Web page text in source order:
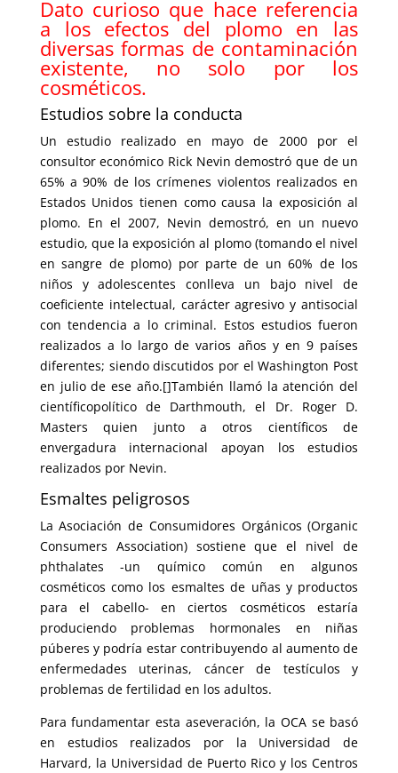
Dato curioso que hace referencia
a los efectos del plomo en las
diversas formas de contaminación
existente, no solo por los
cosméticos.
Estudios sobre la conducta
Un estudio realizado en mayo de 2000 por el
consultor económico Rick Nevin demostró que de un
65% a 90% de los crímenes violentos realizados en
Estados Unidos tienen como causa la exposición al
plomo. En el 2007, Nevin demostró, en un nuevo
estudio, que la exposición al plomo (tomando el nivel
en sangre de plomo) por parte de un 60% de los
niños y adolescentes conlleva un bajo nivel de
coeficiente intelectual, carácter agresivo y antisocial
con tendencia a lo criminal. Estos estudios fueron
realizados a lo largo de varios años y en 9 países
diferentes; siendo discutidos por el Washington Post
en julio de ese año.[]También llamó la atención del
científicopolítico de Darthmouth, el Dr. Roger D.
Masters quien junto a otros científicos de
envergadura internacional apoyan los estudios
realizados por Nevin.
Esmaltes peligrosos
La Asociación de Consumidores Orgánicos (Organic
Consumers Association) sostiene que el nivel de
phthalates -un químico común en algunos
cosméticos como los esmaltes de uñas y productos
para el cabello- en ciertos cosméticos estaría
produciendo problemas hormonales en niñas
púberes y podría estar contribuyendo al aumento de
enfermedades uterinas, cáncer de testículos y
problemas de fertilidad en los adultos.
Para fundamentar esta aseveración, la OCA se basó
en estudios realizados por la Universidad de
Harvard, la Universidad de Puerto Rico y los Centros